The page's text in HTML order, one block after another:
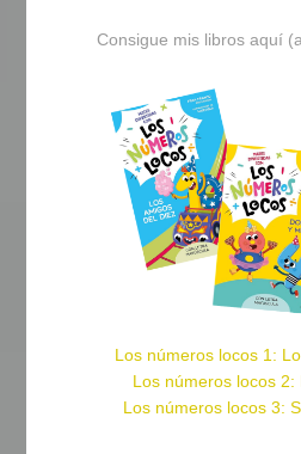
Consigue mis libros aquí
Los números locos 1:
Los números locos 2:
Los números locos 3: